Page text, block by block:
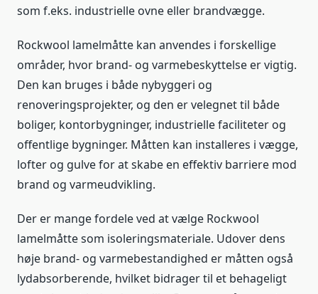
som f.eks. industrielle ovne eller brandvægge.
Rockwool lamelmåtte kan anvendes i forskellige
områder, hvor brand- og varmebeskyttelse er vigtig.
Den kan bruges i både nybyggeri og
renoveringsprojekter, og den er velegnet til både
boliger, kontorbygninger, industrielle faciliteter og
offentlige bygninger. Måtten kan installeres i vægge,
lofter og gulve for at skabe en effektiv barriere mod
brand og varmeudvikling.
Der er mange fordele ved at vælge Rockwool
lamelmåtte som isoleringsmateriale. Udover dens
høje brand- og varmebestandighed er måtten også
lydabsorberende, hvilket bidrager til et behageligt